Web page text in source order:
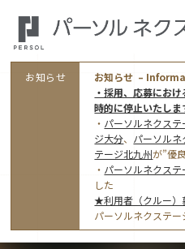
オフィス案内・アクセス
アクセストップ
事業モデルと仕事内容
お知らせ
お知らせ –
・採用、応募にお
時的に停止いたしま
・ パーソルネクス
ジ大分、 パーソル
テージ北九州が”優
・ パーソルネクス
した
★利用者（クルー
パーソルネクステ